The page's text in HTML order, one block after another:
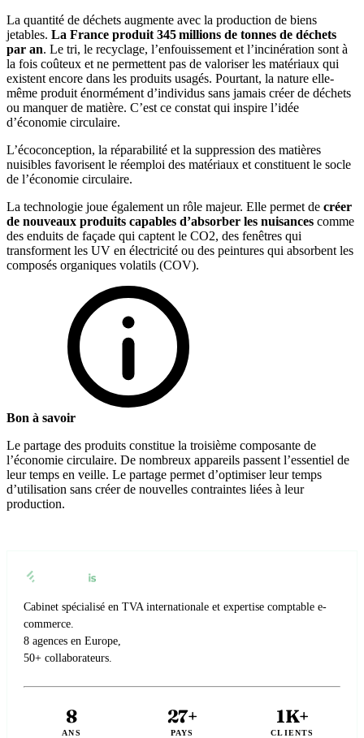
La quantité de déchets augmente avec la production de biens
jetables. La France produit 345 millions de tonnes de déchets
par an. Le tri, le recyclage, l’enfouissement et l’incinération sont à
la fois coûteux et ne permettent pas de valoriser les matériaux qui
existent encore dans les produits usagés. Pourtant, la nature elle-
même produit énormément d’individus sans jamais créer de déchets
ou manquer de matière. C’est ce constat qui inspire l’idée
d’économie circulaire.
L’écoconception, la réparabilité et la suppression des matières
nuisibles favorisent le réemploi des matériaux et constituent le socle
de l’économie circulaire.
La technologie joue également un rôle majeur. Elle permet de créer
de nouveaux produits capables d’absorber les nuisances comme
des enduits de façade qui captent le CO2, des fenêtres qui
transforment les UV en électricité ou des peintures qui absorbent les
composés organiques volatils (COV).
Bon à savoir
Le partage des produits constitue la troisième composante de
l’économie circulaire. De nombreux appareils passent l’essentiel de
leur temps en veille. Le partage permet d’optimiser leur temps
d’utilisation sans créer de nouvelles contraintes liées à leur
production.
Cabinet spécialisé en TVA internationale et expertise comptable e-
commerce.
8 agences en Europe,
50+ collaborateurs.
8
ANS
27+
PAYS
1K+
CLIENTS